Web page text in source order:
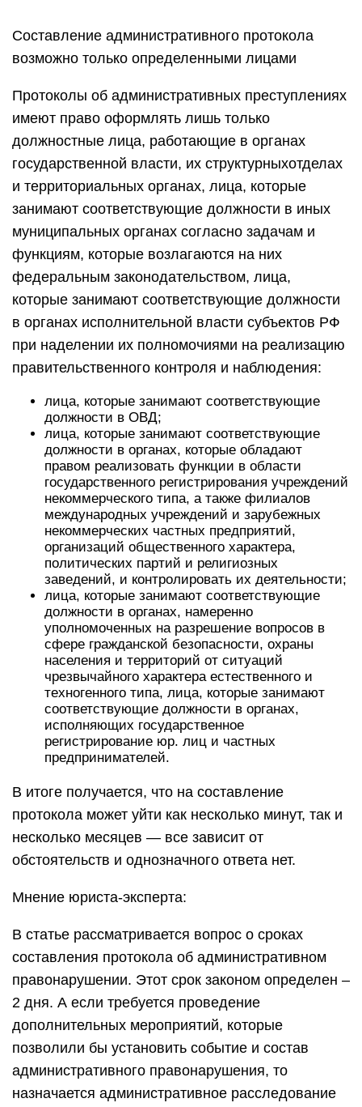
Составление административного протокола
возможно только определенными лицами
Протоколы об административных преступлениях
имеют право оформлять лишь только
должностные лица, работающие в органах
государственной власти, их структурныхотделах
и территориальных органах, лица, которые
занимают соответствующие должности в иных
муниципальных органах согласно задачам и
функциям, которые возлагаются на них
федеральным законодательством, лица,
которые занимают соответствующие должности
в органах исполнительной власти субъектов РФ
при наделении их полномочиями на реализацию
правительственного контроля и наблюдения:
лица, которые занимают соответствующие
должности в ОВД;
лица, которые занимают соответствующие
должности в органах, которые обладают
правом реализовать функции в области
государственного регистрирования учреждений
некоммерческого типа, а также филиалов
международных учреждений и зарубежных
некоммерческих частных предприятий,
организаций общественного характера,
политических партий и религиозных
заведений, и контролировать их деятельности;
лица, которые занимают соответствующие
должности в органах, намеренно
уполномоченных на разрешение вопросов в
сфере гражданской безопасности, охраны
населения и территорий от ситуаций
чрезвычайного характера естественного и
техногенного типа, лица, которые занимают
соответствующие должности в органах,
исполняющих государственное
регистрирование юр. лиц и частных
предпринимателей.
В итоге получается, что на составление
протокола может уйти как несколько минут, так и
несколько месяцев — все зависит от
обстоятельств и однозначного ответа нет.
Мнение юриста-эксперта:
В статье рассматривается вопрос о сроках
составления протокола об административном
правонарушении. Этот срок законом определен –
2 дня. А если требуется проведение
дополнительных мероприятий, которые
позволили бы установить событие и состав
административного правонарушения, то
назначается административное расследование